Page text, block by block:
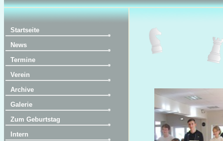
Startseite
News
Termine
Verein
Archive
Galerie
Zum Geburtstag
Intern